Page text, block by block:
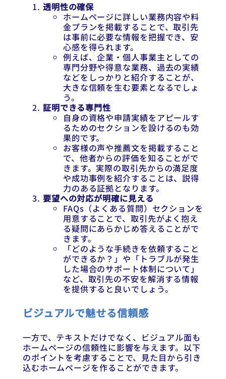
透明性の確保
ホームページに詳しい業務内容や料
金プランを掲載することで、取引先
は事前に必要な情報を把握でき、安
心感を得られます。
例えば、企業・個人事業主としての
専門分野や得意な業務、過去の実績
などをしっかりと紹介することが、
大きな信頼を生む要素となるでしょ
う。
証明できる専門性
自身の資格や申請実績をアピールす
るためのセクションを設けるのも効
果的です。
お客様の声や推薦文を掲載すること
で、他者からの評価を知ることがで
きます。実際の取引先からの満足度
や成功事例を紹介することは、説得
力のある証拠となります。
要望への対応が明確に見える
FAQs（よくある質問）セクションを
用意することで、取引先がよく抱え
る疑問にあらかじめ答えることがで
きます。
「どのような手続きを依頼すること
ができるか？」や「トラブルが発生
した場合のサポート体制について」
など、取引先の不安を解消する情報
を提供すると良いでしょう。
ビジュアルで魅せる信頼感
一方で、テキストだけでなく、ビジュアル面も
ホームページの信頼性に影響を与えます。以下
のポイントを考慮することで、見た目から引き
込むホームページを作ることができます。